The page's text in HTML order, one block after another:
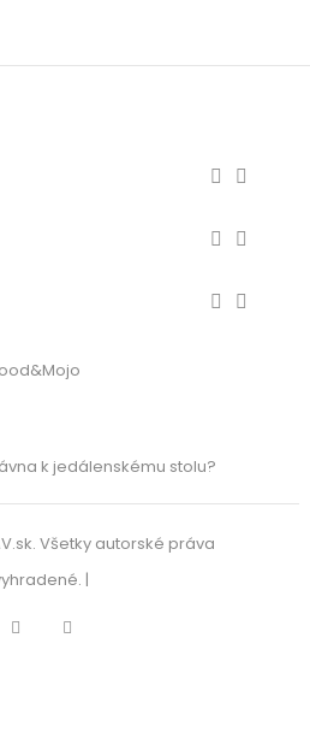
 
 
 
k jedálenskému stolu?
Všetky autorské práva
|
Facebook